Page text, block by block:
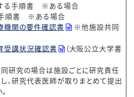
る手順書 ※ある場合
手順書 ※ある場合
機関の要件確認書
※他施設共同
受講状況確認書
（大阪公立大学書
研究の場合は施設ごとに研究責任
、研究代表医師が取りまとめて提出